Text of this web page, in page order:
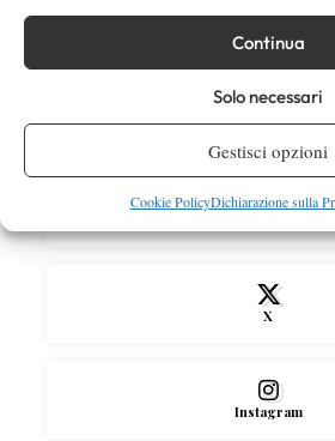
Continua
Solo necessari
Gestisci opzioni
Cookie PolicyDichiarazione sulla
rimonta Shang e vola
SOCIAL
X
Instagram